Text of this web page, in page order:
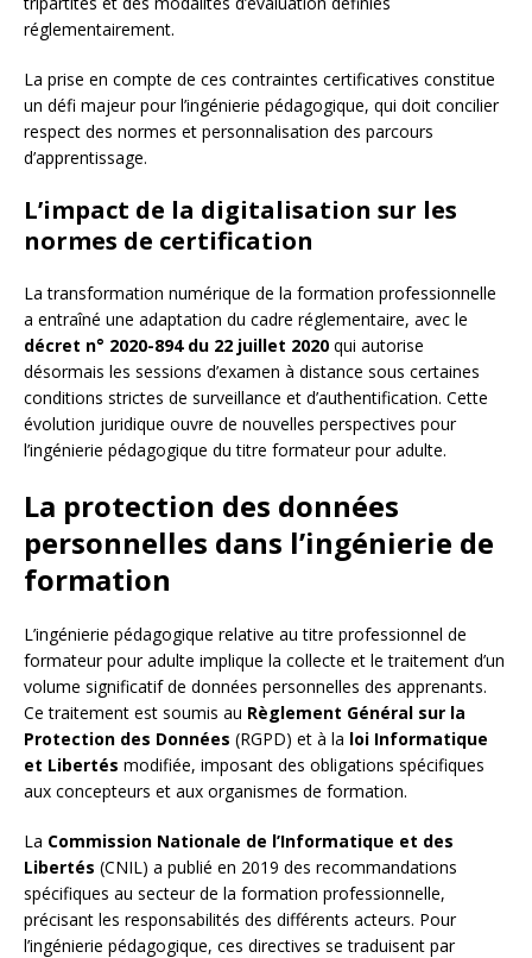
réglementairement.
La prise en compte de ces contraintes certificatives constitue
un défi majeur pour l’ingénierie pédagogique, qui doit concilier
respect des normes et personnalisation des parcours
d’apprentissage.
L’impact de la digitalisation sur les
normes de certification
La transformation numérique de la formation professionnelle
a entraîné une adaptation du cadre réglementaire, avec le
décret n° 2020-894 du 22 juillet 2020 qui autorise
désormais les sessions d’examen à distance sous certaines
conditions strictes de surveillance et d’authentification. Cette
évolution juridique ouvre de nouvelles perspectives pour
l’ingénierie pédagogique du titre formateur pour adulte.
La protection des données
personnelles dans l’ingénierie de
formation
L’ingénierie pédagogique relative au titre professionnel de
formateur pour adulte implique la collecte et le traitement d’un
volume significatif de données personnelles des apprenants.
Ce traitement est soumis au Règlement Général sur la
Protection des Données (RGPD) et à la loi Informatique
et Libertés modifiée, imposant des obligations spécifiques
aux concepteurs et aux organismes de formation.
La Commission Nationale de l’Informatique et des
Libertés (CNIL) a publié en 2019 des recommandations
spécifiques au secteur de la formation professionnelle,
précisant les responsabilités des différents acteurs. Pour
l’ingénierie pédagogique, ces directives se traduisent par